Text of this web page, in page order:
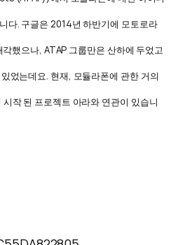
다. 구글은 2014년 하반기에 모토로라
했으나, ATAP 그룹만은 산하에 두었고
었는데요. 현재, 모듈라폰에 관한 거의
작 된 프로젝트 아라와 연관이 있습니